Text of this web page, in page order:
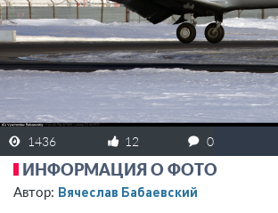
ЗАРЕГИСТРИРОВАТЬСЯ
1436 12 0
ИНФОРМАЦИЯ О ФОТО
Автор: Вячеслав Бабаевский